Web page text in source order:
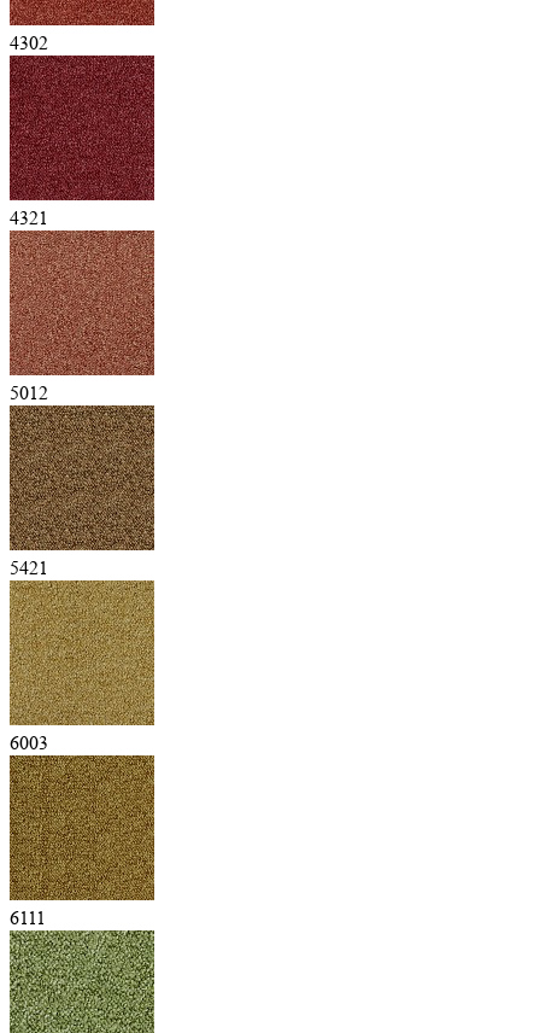
4302
4321
5012
5421
6003
6111